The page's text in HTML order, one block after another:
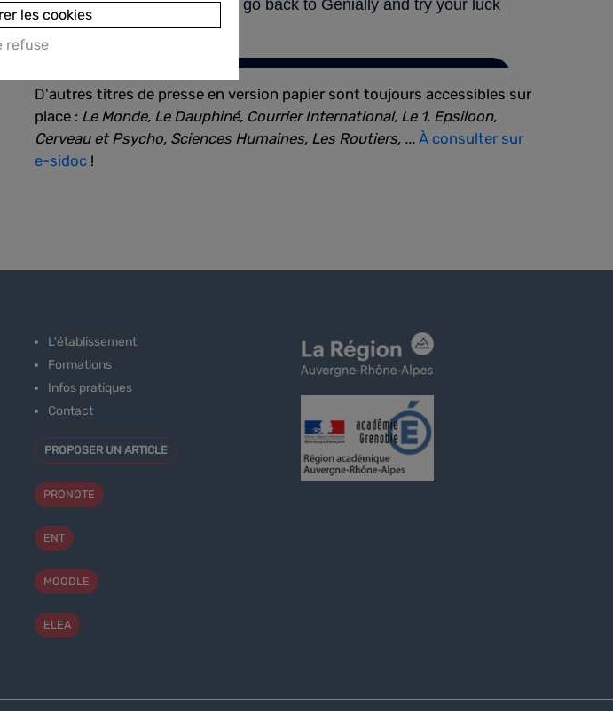
D'autres titres de presse en version papier sont toujours accessibles sur
place : Le Monde, Le Dauphiné, Courrier International, Le 1, Epsiloon,
Cerveau et Psycho, Sciences Humaines, Les Routiers, ... À consulter sur
e-sidoc !
L'établissement
Formations
Infos pratiques
Contact
PROPOSER UN ARTICLE
PRONOTE
ENT
MOODLE
ELEA
les cookies
refuse